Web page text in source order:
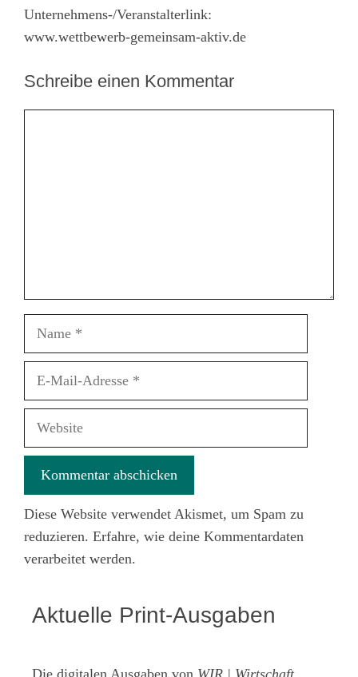
Unternehmens-/Veranstalterlink:
www.wettbewerb-gemeinsam-aktiv.de
Schreibe einen Kommentar
Diese Website verwendet Akismet, um Spam zu
reduzieren. Erfahre, wie deine Kommentardaten
verarbeitet werden.
Aktuelle Print-Ausgaben
Die digitalen Ausgaben von WIR | Wirtschaft